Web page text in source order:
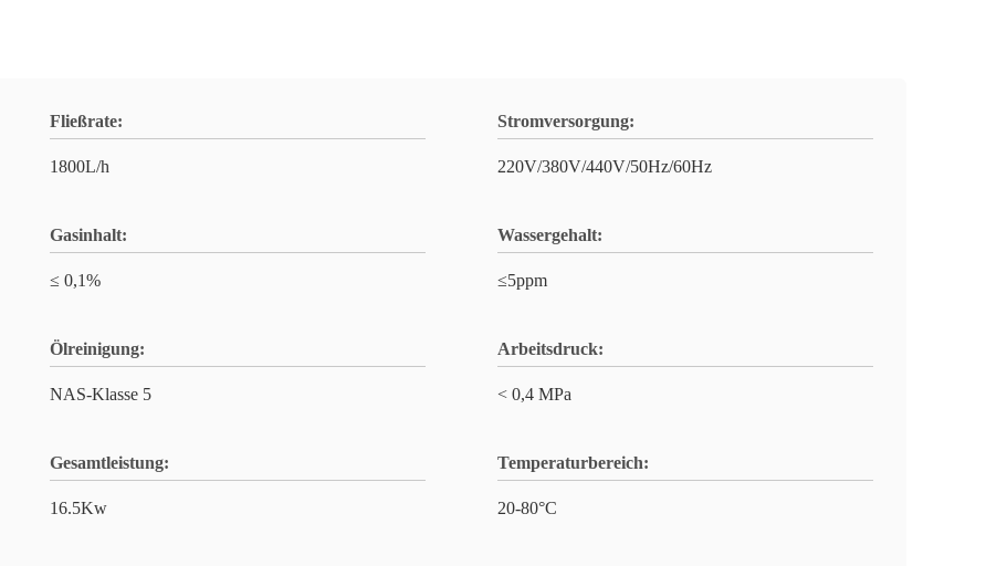
Fließrate:
1800L/h
Stromversorgung:
220V/380V/440V/50Hz/60Hz
Gasinhalt:
≤ 0,1%
Wassergehalt:
≤5ppm
Ölreinigung:
NAS-Klasse 5
Arbeitsdruck:
< 0,4 MPa
Gesamtleistung:
16.5Kw
Temperaturbereich:
20-80°C